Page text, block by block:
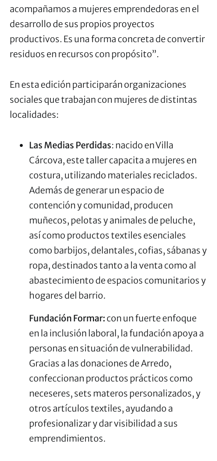
acompañamos a mujeres emprendedoras en el
desarrollo de sus propios proyectos
productivos. Es una forma concreta de convertir
residuos en recursos con propósito”.
En esta edición participarán organizaciones
sociales que trabajan con mujeres de distintas
localidades:
Las Medias Perdidas: nacido en Villa
Cárcova, este taller capacita a mujeres en
costura, utilizando materiales reciclados.
Además de generar un espacio de
contención y comunidad, producen
muñecos, pelotas y animales de peluche,
así como productos textiles esenciales
como barbijos, delantales, cofias, sábanas y
ropa, destinados tanto a la venta como al
abastecimiento de espacios comunitarios y
hogares del barrio.
Fundación Formar: con un fuerte enfoque
en la inclusión laboral, la fundación apoya a
personas en situación de vulnerabilidad.
Gracias a las donaciones de Arredo,
confeccionan productos prácticos como
neceseres, sets materos personalizados, y
otros artículos textiles, ayudando a
profesionalizar y dar visibilidad a sus
emprendimientos.